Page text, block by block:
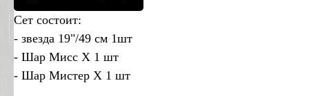
Сет состоит:
- звезда 19"/49 см 1шт
- Шар Мисс X 1 шт
- Шар Мистер X 1 шт